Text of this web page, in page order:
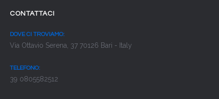
CONTATTACI
DOVE CI TROVIAMO:
Via Ottavio Serena, 37 70126 Bari - Italy
TELEFONO:
39 0805582512